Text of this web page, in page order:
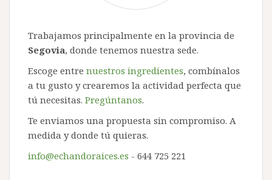
Trabajamos principalmente en la provincia de
Segovia, donde tenemos nuestra sede.
Escoge entre nuestros ingredientes, combínalos
a tu gusto y crearemos la actividad perfecta que
tú necesitas. Pregúntanos.
Te enviamos una propuesta sin compromiso. A
medida y donde tú quieras.
info@echandoraices.es - 644 725 221